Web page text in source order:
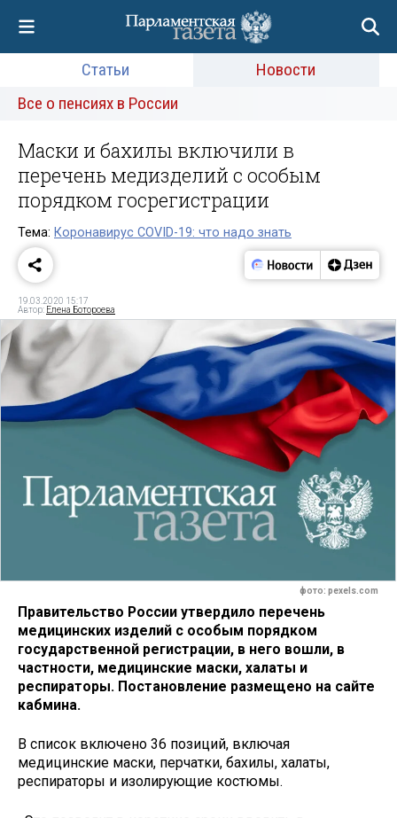
Статьи
Новости
Все о пенсиях в России
Маски и бахилы включили в
перечень медизделий с особым
порядком госрегистрации
Тема: Коронавирус COVID-19: что надо знать
19.03.2020 15:17
Автор: Елена Ботороева
фото: pexels.com
Правительство России утвердило перечень
медицинских изделий с особым порядком
государственной регистрации, в него вошли, в
частности, медицинские маски, халаты и
респираторы. Постановление размещено на сайте
кабмина.
В список включено 36 позиций, включая
медицинские маски, перчатки, бахилы, халаты,
респираторы и изолирующие костюмы.